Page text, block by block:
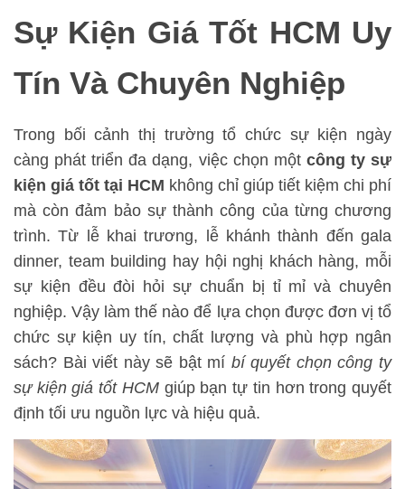
Sự Kiện Giá Tốt HCM Uy
Tín Và Chuyên Nghiệp
Trong bối cảnh thị trường tổ chức sự kiện ngày
càng phát triển đa dạng, việc chọn một công ty sự
kiện giá tốt tại HCM không chỉ giúp tiết kiệm chi phí
mà còn đảm bảo sự thành công của từng chương
trình. Từ lễ khai trương, lễ khánh thành đến gala
dinner, team building hay hội nghị khách hàng, mỗi
sự kiện đều đòi hỏi sự chuẩn bị tỉ mỉ và chuyên
nghiệp. Vậy làm thế nào để lựa chọn được đơn vị tổ
chức sự kiện uy tín, chất lượng và phù hợp ngân
sách? Bài viết này sẽ bật mí bí quyết chọn công ty
sự kiện giá tốt HCMgiúp bạn tự tin hơn trong quyết
định tối ưu nguồn lực và hiệu quả.